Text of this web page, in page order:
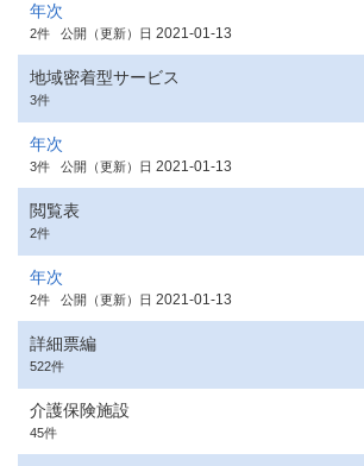
年次
2件 公開（更新）日 2021-01-13
地域密着型サービス
3件
年次
3件 公開（更新）日 2021-01-13
閲覧表
2件
年次
2件 公開（更新）日 2021-01-13
詳細票編
522件
介護保険施設
45件